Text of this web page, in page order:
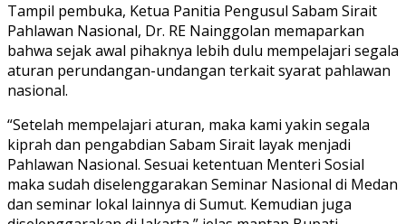
Tampil pembuka, Ketua Panitia Pengusul Sabam Sirait
Pahlawan Nasional, Dr. RE Nainggolan memaparkan
bahwa sejak awal pihaknya lebih dulu mempelajari segala
aturan perundangan-undangan terkait syarat pahlawan
nasional.
“Setelah mempelajari aturan, maka kami yakin segala
kiprah dan pengabdian Sabam Sirait layak menjadi
Pahlawan Nasional. Sesuai ketentuan Menteri Sosial
maka sudah diselenggarakan Seminar Nasional di Medan
dan seminar lokal lainnya di Sumut. Kemudian juga